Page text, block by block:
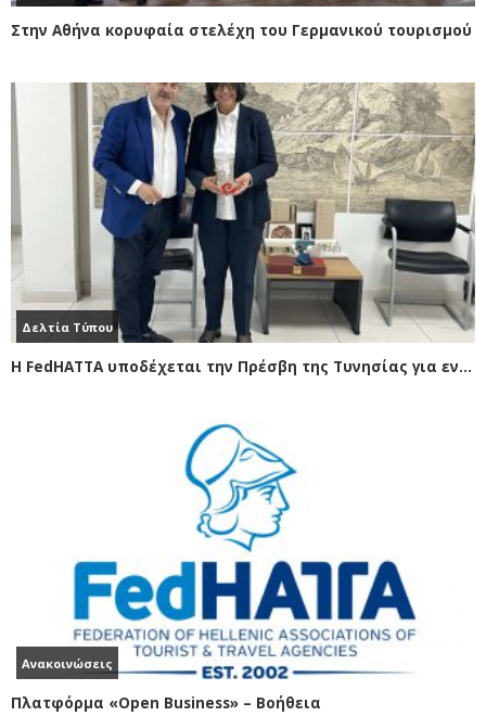
Στην Αθήνα κορυφαία στελέχη του Γερμανικού τουρισμού
Δελτία Τύπου
Η FedHATTA υποδέχεται την Πρέσβη της Τυνησίας για ενίσχυση των τουριστικών ροών
Ανακοινώσεις
Πλατφόρμα «Open Business» – Βοήθεια